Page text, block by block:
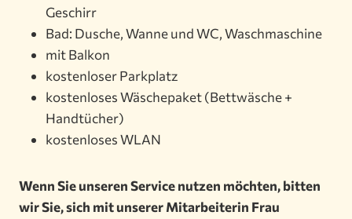
Geschirr
Bad: Dusche, Wanne und WC, Waschmaschine
mit Balkon
kostenloser Parkplatz
kostenloses Wäschepaket (Bettwäsche +
Handtücher)
kostenloses WLAN
Wenn Sie unseren Service nutzen möchten, bitten
wir Sie, sich mit unserer Mitarbeiterin Frau